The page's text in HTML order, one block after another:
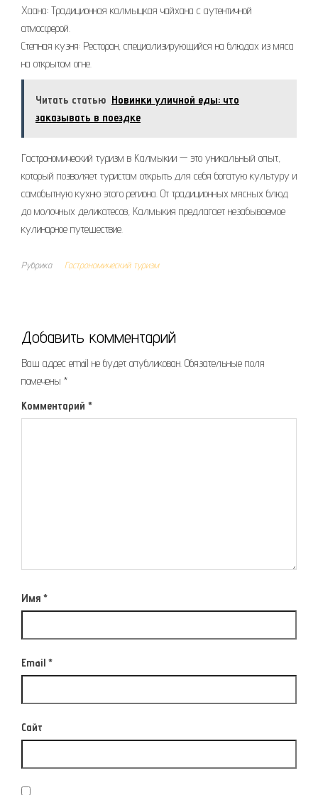
Хаана: Традиционная калмыцкая чайхана с аутентичной
атмосферой.
Степная кузня: Ресторан, специализирующийся на блюдах из мяса
на открытом огне.
Читать статью Новинки уличной еды: что
заказывать в поездке
Гастрономический туризм в Калмыкии — это уникальный опыт,
который позволяет туристам открыть для себя богатую культуру и
самобытную кухню этого региона. От традиционных мясных блюд
до молочных деликатесов, Калмыкия предлагает незабываемое
кулинарное путешествие.
Рубрика Гастрономический туризм
Добавить комментарий
Ваш адрес email не будет опубликован. Обязательные поля
помечены *
Комментарий *
Имя *
Email *
Сайт